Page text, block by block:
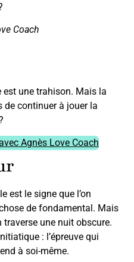
Coach
est une trahison. Mais la
de continuer à jouer la
Agnès Love Coach
est le signe que l’on
de fondamental. Mais
une nuit obscure.
: l’épreuve qui
à soi-même.